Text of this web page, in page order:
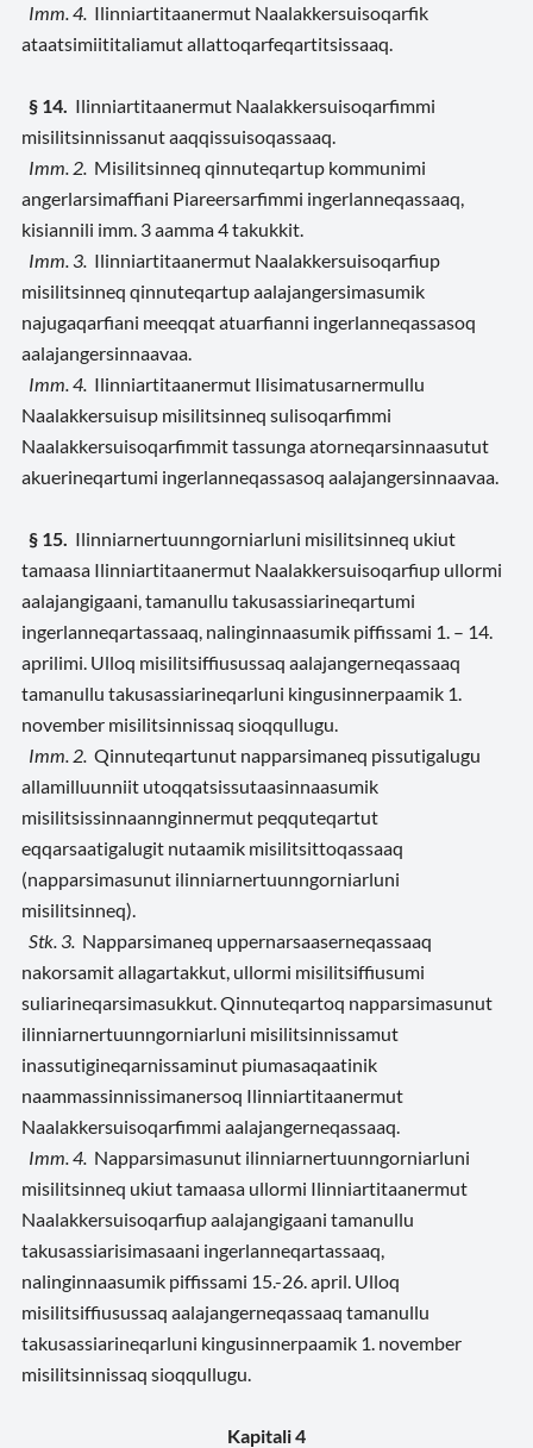
Imm. 4. Ilinniartitaanermut Naalakkersuisoqarfik
ataatsimiititaliamut allattoqarfeqartitsissaaq.
§ 14. Ilinniartitaanermut Naalakkersuisoqarfimmi
misilitsinnissanut aaqqissuisoqassaaq.
Imm. 2. Misilitsinneq qinnuteqartup kommunimi
angerlarsimaffiani Piareersarfimmi ingerlanneqassaaq,
kisiannili imm. 3 aamma 4 takukkit.
Imm. 3. Ilinniartitaanermut Naalakkersuisoqarfiup
misilitsinneq qinnuteqartup aalajangersimasumik
najugaqarfiani meeqqat atuarfianni ingerlanneqassasoq
aalajangersinnaavaa.
Imm. 4. Ilinniartitaanermut Ilisimatusarnermullu
Naalakkersuisup misilitsinneq sulisoqarfimmi
Naalakkersuisoqarfimmit tassunga atorneqarsinnaasutut
akuerineqartumi ingerlanneqassasoq aalajangersinnaavaa.
§ 15. Ilinniarnertuunngorniarluni misilitsinneq ukiut
tamaasa Ilinniartitaanermut Naalakkersuisoqarfiup ullormi
aalajangigaani, tamanullu takusassiarineqartumi
ingerlanneqartassaaq, nalinginnaasumik piffissami 1. – 14.
aprilimi. Ulloq misilitsiffiusussaq aalajangerneqassaaq
tamanullu takusassiarineqarluni kingusinnerpaamik 1.
november misilitsinnissaq sioqqullugu.
Imm. 2. Qinnuteqartunut napparsimaneq pissutigalugu
allamilluunniit utoqqatsissutaasinnaasumik
misilitsissinnaannginnermut peqquteqartut
eqqarsaatigalugit nutaamik misilitsittoqassaaq
(napparsimasunut ilinniarnertuunngorniarluni
misilitsinneq).
Stk. 3. Napparsimaneq uppernarsaaserneqassaaq
nakorsamit allagartakkut, ullormi misilitsiffiusumi
suliarineqarsimasukkut. Qinnuteqartoq napparsimasunut
ilinniarnertuunngorniarluni misilitsinnissamut
inassutigineqarnissaminut piumasaqaatinik
naammassinnissimanersoq Ilinniartitaanermut
Naalakkersuisoqarfimmi aalajangerneqassaaq.
Imm. 4. Napparsimasunut ilinniarnertuunngorniarluni
misilitsinneq ukiut tamaasa ullormi Ilinniartitaanermut
Naalakkersuisoqarfiup aalajangigaani tamanullu
takusassiarisimasaani ingerlanneqartassaaq,
nalinginnaasumik piffissami 15.-26. april. Ulloq
misilitsiffiusussaq aalajangerneqassaaq tamanullu
takusassiarineqarluni kingusinnerpaamik 1. november
misilitsinnissaq sioqqullugu.
Kapitali 4